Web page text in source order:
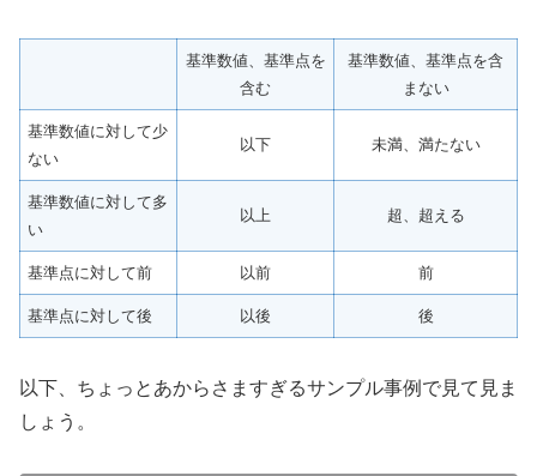
基準数値、基準点を
含む
基準数値、基準点を含
まない
基準数値に対して少
ない
以下 未満、満たない
基準数値に対して多
い
以上 超、超える
基準点に対して前 以前 前
基準点に対して後 以後 後
以下、ちょっとあからさますぎるサンプル事例で見て見ま
しょう。